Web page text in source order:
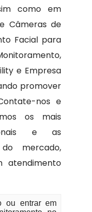
como em
Câmeras de
Facial para
e Empresa
promover
nos e
os mais
e as
mercado,
atendimento
ou entrar em